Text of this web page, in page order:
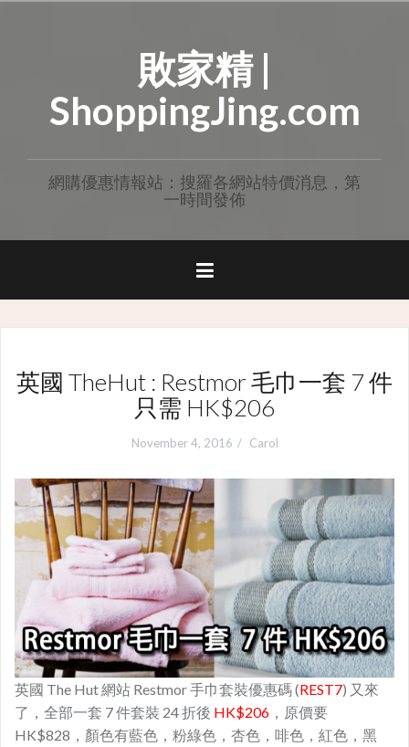
敗家精 |
ShoppingJing.com
網購優惠情報站：搜羅各網站特價消息，第
一時間發佈
英國 TheHut : Restmor 毛巾一套 7 件
只需 HK$206
November 4, 2016 Carol
英國 The Hut 網站 Restmor 手巾套裝優惠碼 (REST7) 又來
了，全部一套 7 件套裝 24 折後 HK$206 ，原價要
HK$828，顏色有藍色，粉綠色，杏色，啡色，紅色，黑